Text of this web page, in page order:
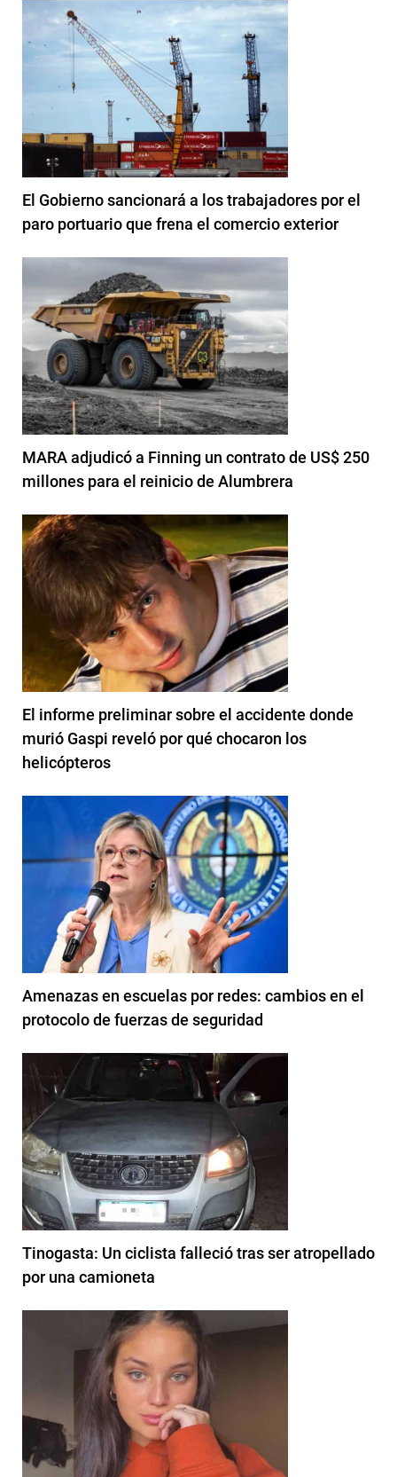
El Gobierno sancionará a los trabajadores por el
paro portuario que frena el comercio exterior
MARA adjudicó a Finning un contrato de US$ 250
millones para el reinicio de Alumbrera
El informe preliminar sobre el accidente donde
murió Gaspi reveló por qué chocaron los
helicópteros
Amenazas en escuelas por redes: cambios en el
protocolo de fuerzas de seguridad
Tinogasta: Un ciclista falleció tras ser atropellado
por una camioneta